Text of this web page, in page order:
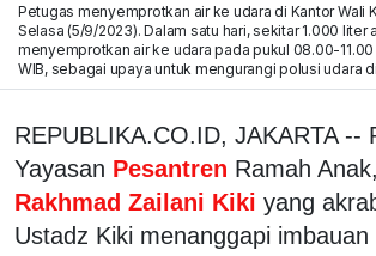
Petugas menyemprotkan air ke udara di Kantor Wali
Selasa (5/9/2023). Dalam satu hari, sekitar 1.000 liter
menyemprotkan air ke udara pada pukul 08.00-11.00
WIB, sebagai upaya untuk mengurangi polusi udara
REPUBLIKA.CO.ID, JAKARTA --
Yayasan Pesantren Ramah
Rakhmad Zailani Kiki yang
Ustadz Kiki menanggapi imbauan